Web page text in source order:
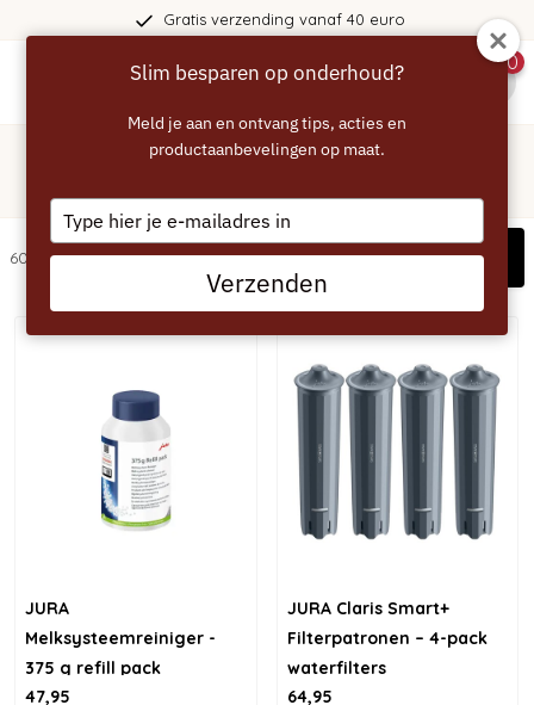
Gratis verzending vanaf 40 euro
0
60 artikelen Filters
JURA
Melksysteemreiniger -
375 g refill pack
47,95
JURA Claris Smart+
Filterpatronen – 4-pack
waterfilters
64,95
Slim besparen op onderhoud?
Meld je aan en ontvang tips, acties en
productaanbevelingen op maat.
Type
your
email
Verzenden